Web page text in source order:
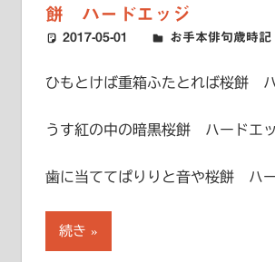
餅 ハードエッジ
2017-05-01 ハードエッジ
お手本俳句歳時記
ひもとけば重箱ふたとれば桜餅
うす紅の中の暗黒桜餅 ハードエ
歯に当ててぱりりと音や桜餅 ハ
続き